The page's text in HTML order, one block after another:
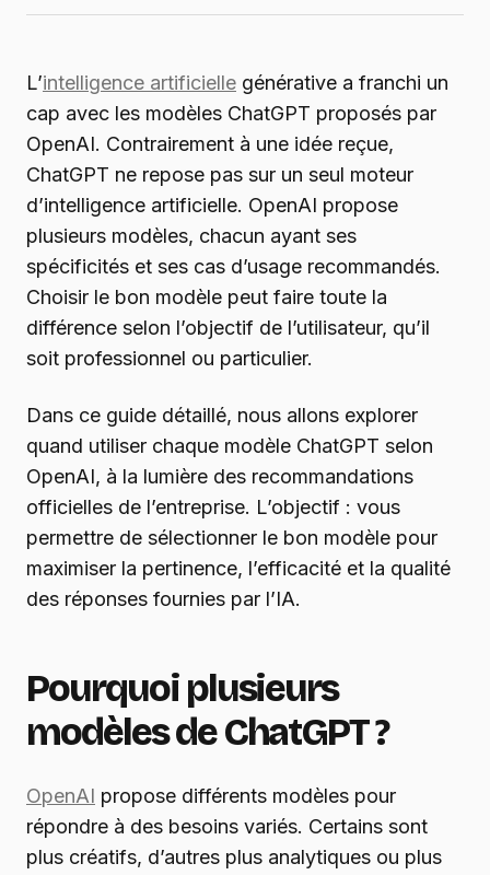
L’intelligence artificielle générative a franchi un
cap avec les modèles ChatGPT proposés par
OpenAI. Contrairement à une idée reçue,
ChatGPT ne repose pas sur un seul moteur
d’intelligence artificielle. OpenAI propose
plusieurs modèles, chacun ayant ses
spécificités et ses cas d’usage recommandés.
Choisir le bon modèle peut faire toute la
différence selon l’objectif de l’utilisateur, qu’il
soit professionnel ou particulier.
Dans ce guide détaillé, nous allons explorer
quand utiliser chaque modèle ChatGPT selon
OpenAI, à la lumière des recommandations
officielles de l’entreprise. L’objectif : vous
permettre de sélectionner le bon modèle pour
maximiser la pertinence, l’efficacité et la qualité
des réponses fournies par l’IA.
Pourquoi plusieurs
modèles de ChatGPT ?
OpenAI propose différents modèles pour
répondre à des besoins variés. Certains sont
plus créatifs, d’autres plus analytiques ou plus